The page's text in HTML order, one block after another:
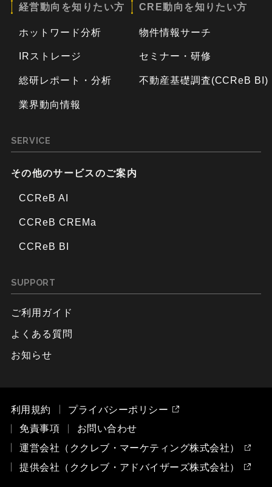
経営動向を知りたい方
ホットワード分析
IRストレージ
総研レポート・分析
業界動向情報
CRE動向を知りたい方
物件情報サーチ
セミナー・研修
不動産基礎調査(CCReB BI)
SERVICE
その他のサービスのご案内
CCReB AI
CCReB CREMa
CCReB BI
SUPPORT
ご利用ガイド
よくある質問
お知らせ
利用規約
プライバシーポリシー
免責事項
お問い合わせ
運営会社（ククレブ・マーケティング株式会社）
提供会社（ククレブ・アドバイザーズ株式会社）